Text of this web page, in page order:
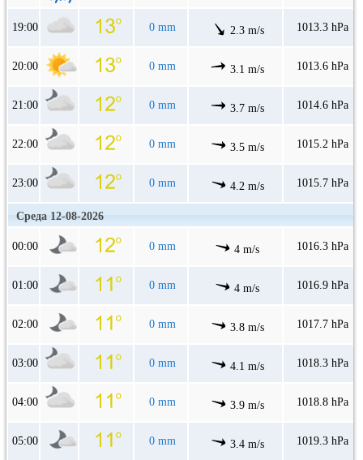
19:00 0 mm 2.3 m/s 1013.3 hPa
20:00 0 mm 3.1 m/s 1013.6 hPa
21:00 0 mm 3.7 m/s 1014.6 hPa
22:00 0 mm 3.5 m/s 1015.2 hPa
23:00 0 mm 4.2 m/s 1015.7 hPa
Среда 12-08-2026
00:00 0 mm 4 m/s 1016.3 hPa
01:00 0 mm 4 m/s 1016.9 hPa
02:00 0 mm 3.8 m/s 1017.7 hPa
03:00 0 mm 4.1 m/s 1018.3 hPa
04:00 0 mm 3.9 m/s 1018.8 hPa
05:00 0 mm 3.4 m/s 1019.3 hPa